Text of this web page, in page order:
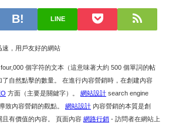
LINE
速，用戶友好的網站
four,000 個字符的文本（這意味著大約 500 個單詞的帖
自然點擊的數量。 在進行內容營銷時，在創建內容
方面（主要是關鍵字）。 網站設計 search engine
致內容營銷的觀點。 網站設計 內容營銷的本質是創
有價值的內容。 頁面內容 網路行銷 - 訪問者在網站上